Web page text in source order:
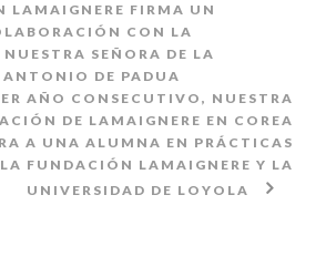
LAMAIGNERE FIRMA UN
CON LA
SEÑORA DE LA
DE PADUA
AÑO CONSECUTIVO, NUESTRA
DE LAMAIGNERE EN COREA
A UNA ALUMNA EN PRÁCTICAS
FUNDACIÓN LAMAIGNERE Y LA
UNIVERSIDAD DE LOYOLA